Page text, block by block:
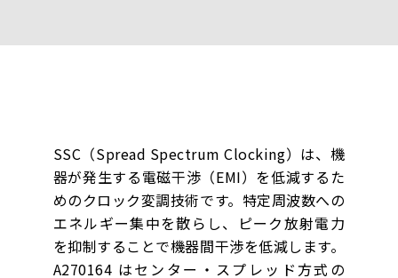
SSC（Spread Spectrum Clocking）は、機
器が発生する電磁干渉（EMI）を低減するた
めのクロック変調技術です。特定周波数への
エネルギー集中を散らし、ピーク放射電力
を抑制することで機器間干渉を低減します。
A270164 はセンター・スプレッド方式の